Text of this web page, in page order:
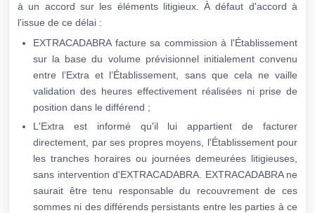
à un accord sur les éléments litigieux. À défaut d'accord à
l'issue de ce délai :
EXTRACADABRA facture sa commission à l'Établissement
sur la base du volume prévisionnel initialement convenu
entre l’Extra et l’Établissement, sans que cela ne vaille
validation des heures effectivement réalisées ni prise de
position dans le différend ;
L'Extra est informé qu'il lui appartient de facturer
directement, par ses propres moyens, l'Établissement pour
les tranches horaires ou journées demeurées litigieuses,
sans intervention d'EXTRACADABRA. EXTRACADABRA ne
saurait être tenu responsable du recouvrement de ces
sommes ni des différends persistants entre les parties à ce